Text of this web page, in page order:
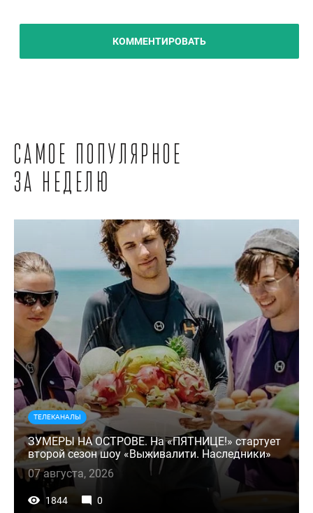
КОММЕНТИРОВАТЬ
Самое популярное
за неделю
ТЕЛЕКАНАЛЫ
ЗУМЕРЫ НА ОСТРОВЕ. На «ПЯТНИЦЕ!» стартует
второй сезон шоу «Выживалити. Наследники»
07 августа, 2026
1844 0